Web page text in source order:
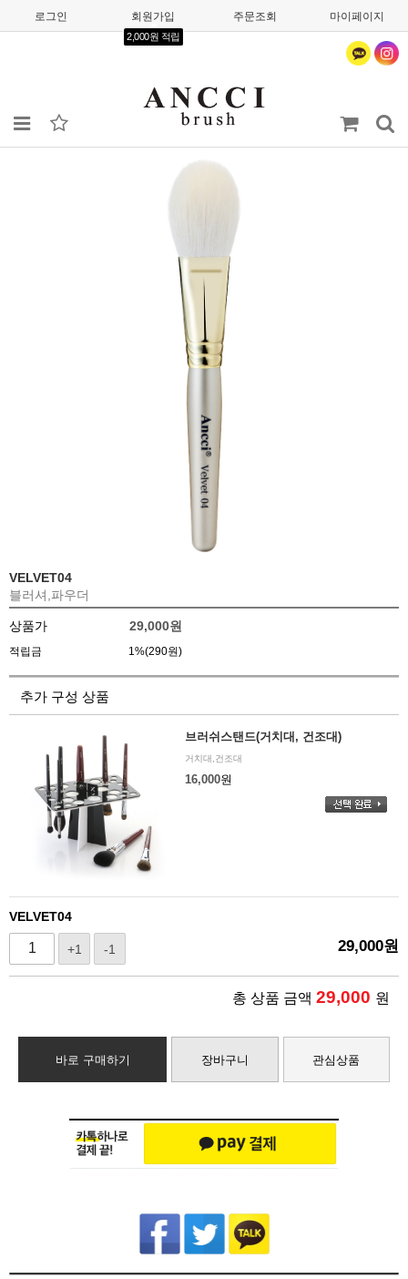
로그인 회원가입
2,000원 적립
주문조회 마이페이지
VELVET04
블러셔,파우더
상품가 29,000원
적립금 1%(290원)
추가 구성 상품
브러쉬스탠드(거치대, 건조대)
거치대,건조대
16,000원
VELVET04
+1 -1 29,000원
총 상품 금액 29,000 원
바로 구매하기 장바구니 관심상품